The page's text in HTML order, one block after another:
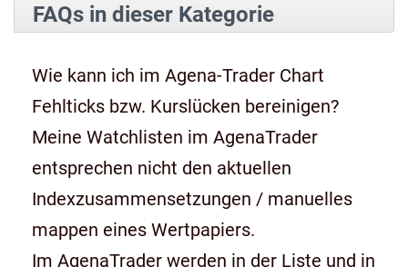
FAQs in dieser Kategorie
Wie kann ich im Agena-Trader Chart
Fehlticks bzw. Kurslücken bereinigen?
Meine Watchlisten im AgenaTrader
entsprechen nicht den aktuellen
Indexzusammensetzungen / manuelles
mappen eines Wertpapiers.
Im AgenaTrader werden in der Liste und in